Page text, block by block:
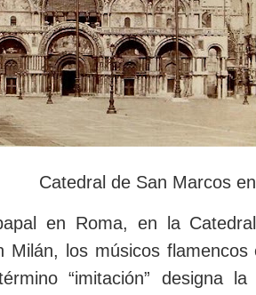
de San Marcos en
en Roma, en la
Milán, los músicos
“imitación” designa